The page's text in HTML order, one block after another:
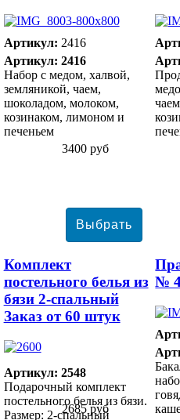
3400 руб
Артикул: 2416
Артикул: 2416
Набор с медом, халвой,
земляникой, чаем,
шоколадом, молоком,
козинаком, лимоном и
печеньем
2685 руб
Комплект
постельного белья из
бязи 2-спальный
Заказ от 60 штук
Артикул: 2548
Подарочный комплект
постельного белья из бязи.
Размер: 2-спальный
№